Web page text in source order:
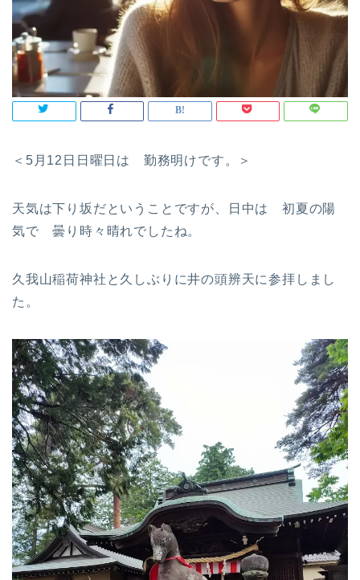
＜5月12日日曜日は 勤務明けです。＞
天気は下り坂だということですが、日中は 初夏の陽
気で 曇り時々晴れでしたね。
久我山稲荷神社と久しぶりに井の頭辨天に参拝しまし
た。